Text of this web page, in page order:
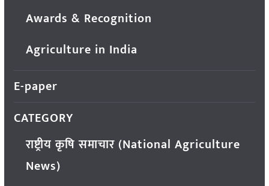
Awards & Recognition
Agriculture in India
E-paper
CATEGORY
राष्ट्रीय कृषि समाचार (National Agriculture
News)